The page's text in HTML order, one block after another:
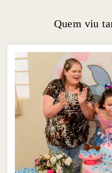
Quem viu